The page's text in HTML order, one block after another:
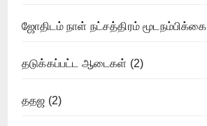
ஜோதிடம் நாள் நட்சத்திரம் மூடநம்பிக்கை
தடுக்கப்பட்ட ஆடைகள் (2)
ததஜ (2)